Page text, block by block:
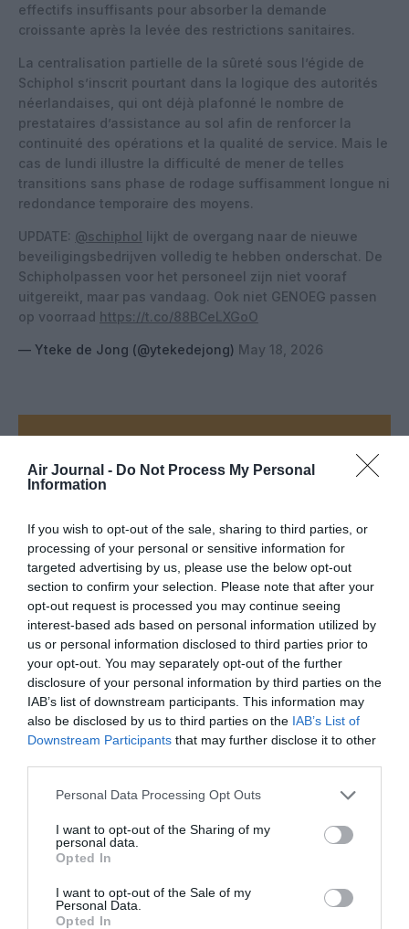
Air Journal - Do Not Process My Personal
Information
If you wish to opt-out of the sale, sharing to third parties, or
processing of your personal or sensitive information for
targeted advertising by us, please use the below opt-out
section to confirm your selection. Please note that after your
opt-out request is processed you may continue seeing
interest-based ads based on personal information utilized by
us or personal information disclosed to third parties prior to
your opt-out. You may separately opt-out of the further
disclosure of your personal information by third parties on the
IAB’s list of downstream participants. This information may
also be disclosed by us to third parties on the IAB’s List of
Downstream Participants that may further disclose it to other
Personal Data Processing Opt Outs
I want to opt-out of the Sharing of my
personal data.
Opted In
I want to opt-out of the Sale of my
Personal Data.
Opted In
effectifs insuffisants pour absorber la demande
croissante après la levée des restrictions sanitaires.
La centralisation partielle de la sûreté sous l’égide de
Schiphol s’inscrit pourtant dans la logique des autorités
néerlandaises, qui ont déjà plafonné le nombre de
prestataires d’assistance au sol afin de renforcer la
continuité des opérations et la qualité de service. Mais le
cas de lundi illustre la difficulté de mener de telles
transitions sans phase de rodage suffisamment longue ni
redondance temporaire des moyens.
UPDATE: @schiphol lijkt de overgang naar de nieuwe
beveiligingsbedrijven volledig te hebben onderschat. De
Schipholpassen voor het personeel zijn niet vooraf
uitgereikt, maar pas vandaag. Ook niet GENOEG passen
op voorraad https://t.co/88BCeLXGoO
— Yteke de Jong (@ytekedejong) May 18, 2026
Vous avez apprécié l’article ?
Soutenez-nous, faites un don !
PARTAGER L'ARTICLE
FacebookTwitter PinterestLinkedIn Email Print
COMMENTAIRE(S)
Eric22a commenté :
19 mai 2026 - 15 h 41 min
RÉPONDRE